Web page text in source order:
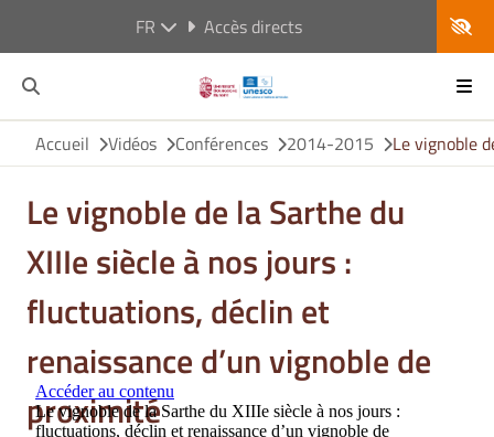
FR Accès directs
Accueil Vidéos Conférences 2014-2015 Le vignoble
Le vignoble de la Sarthe du
XIIIe siècle à nos jours :
fluctuations, déclin et
renaissance d’un vignoble de
proximité